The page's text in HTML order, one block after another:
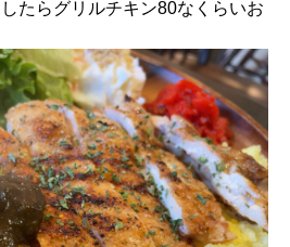
たらグリルチキン80なくらいお